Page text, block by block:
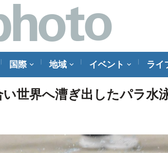
国際 地域 イベント ライ
い世界へ漕ぎ出したパラ水